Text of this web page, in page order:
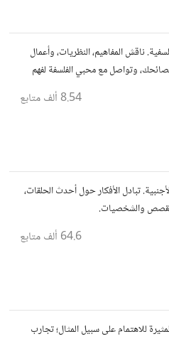
ناقش المفاهيم، النظريات، وأعمال
وتواصل مع محبي الفلسفة لفهم
8.54 ألف متابع
تبادل الأفكار حول أحدث الحلقات،
والشخصيات.
64.6 ألف متابع
للاهتمام على سبيل المثال؛ تجارب